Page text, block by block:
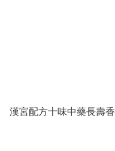
漢宮配方十味中藥長壽香